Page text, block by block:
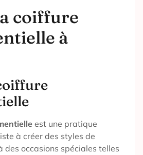
coiffure
à
est une pratique
à créer des styles de
occasions spéciales telles